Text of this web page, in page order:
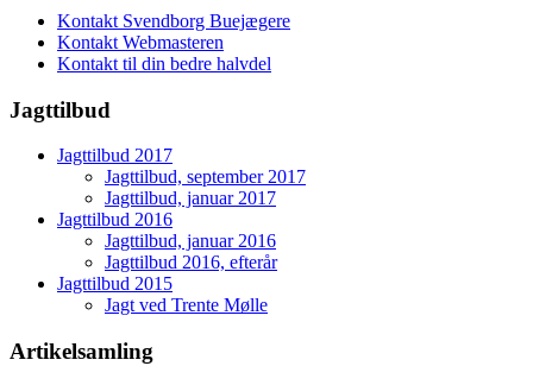
Kontakt Svendborg Buejægere
Kontakt Webmasteren
Kontakt til din bedre halvdel
Jagttilbud
Jagttilbud 2017
Jagttilbud, september 2017
Jagttilbud, januar 2017
Jagttilbud 2016
Jagttilbud, januar 2016
Jagttilbud 2016, efterår
Jagttilbud 2015
Jagt ved Trente Mølle
Artikelsamling